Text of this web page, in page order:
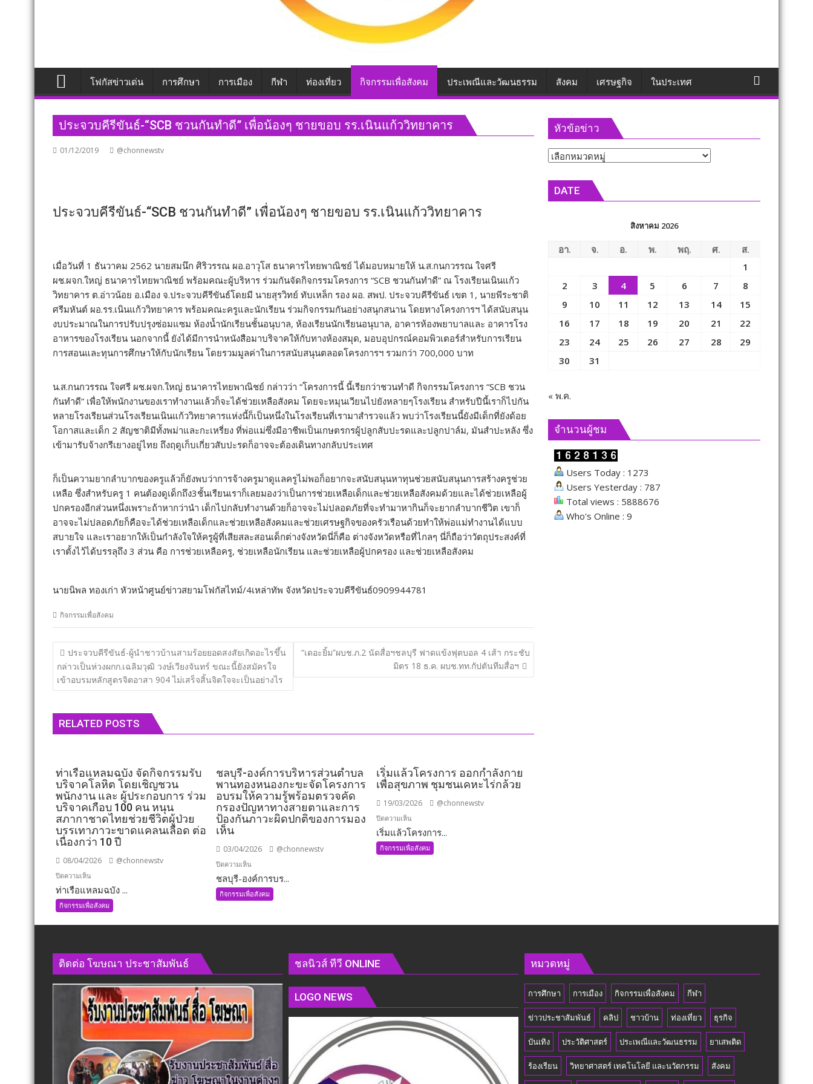
โฟกัสข่าวเด่น การศึกษา การเมือง กีฬา ท่องเที่ยว กิจกรรมเพื่อสังคม ประเพณีและวัฒนธรรม สังคม เศรษฐกิจ ในประเทศ
ประจวบคีรีขันธ์​-“SCB ชวนกันทำดี” เพื่อน้องๆ ชายขอบ รร.เนินแก้ววิทยาคาร
01/12/2019 @chonnewstv
ประจวบคีรีขันธ์​-“SCB ชวนกันทำดี” เพื่อน้องๆ ชายขอบ รร.เนินแก้ววิทยาคาร
เมื่อวันที่ 1 ธันวาคม 2562 นายสมนึก ศิริวรรณ ผอ.อาวุโส ธนาคารไทยพาณิชย์ ได้มอบหมายให้ น.ส.กนกวรรณ ใจศรี
ผช.ผจก.ใหญ่ ธนาคารไทยพาณิชย์ พร้อมคณะผู้บริหาร ร่วมกันจัดกิจกรรมโครงการ “SCB ชวนกันทำดี” ณ โรงเรียนเนินแก้ว
วิทยาคาร ต.อ่าวน้อย อ.เมือง จ.ประจวบคีรีขันธ์โดยมี นายสุรวิทย์ ทับเหล็ก รอง ผอ. สพป. ประจวบคีรีขันธ์ เขต 1, นายพีระชาติ
ศรีมหันต์ ผอ.รร.เนินแก้ววิทยาคาร พร้อมคณะครูและนักเรียน ร่วมกิจกรรมกันอย่างสนุกสนาน โดยทางโครงการฯ ได้สนับสนุน
งบประมาณในการปรับปรุงซ่อมแซม ห้องน้ำนักเรียนชั้นอนุบาล, ห้องเรียนนักเรียนอนุบาล, อาคารห้องพยาบาลและ อาคารโรง
อาหารของโรงเรียน นอกจากนี้ ยังได้มีการนำหนังสือมาบริจาคให้กับทางห้องสมุด, มอบอุปกรณ์คอมพิวเตอร์สำหรับการเรียน
การสอนและทุนการศึกษาให้กับนักเรียน โดยรวมมูลค่าในการสนับสนุนตลอดโครงการฯ รวมกว่า 700,000 บาท
น.ส.กนกวรรณ ใจศรี ผช.ผจก.ใหญ่ ธนาคารไทยพาณิชย์ กล่าวว่า “โครงการนี้ นี้เรียกว่าชวนทำดี กิจกรรมโครงการ “SCB ชวน
กันทำดี” เพื่อให้พนักงานของเราทำงานแล้วก็จะได้ช่วยเหลือสังคม โดยจะหมุนเวียนไปยังหลายๆโรงเรียน สำหรับปีนี้เราก็ไปกัน
หลายโรงเรียนส่วนโรงเรียนเนินแก้ววิทยาคารแห่งนี้ก็เป็นหนึ่งในโรงเรียนที่เรามาสำรวจแล้ว พบว่าโรงเรียนนี้ยังมีเด็กที่ยังด้อย
โอกาสและเด็ก 2 สัญชาติมีทั้งพม่าและกะเหรี่ยง ที่พ่อแม่ซึ่งมีอาชีพเป็นเกษตรกรผู้ปลูกสับปะรดและปลูกปาล์ม, มันสำปะหลัง ซึ่ง
เข้ามารับจ้างกรีเยางอยู่ไทย ถึงฤดูเก็บเกี่ยวสับปะรดก็อาจจะต้องเดินทางกลับประเทศ
ก็เป็นความยากลำบากของครูแล้วก็ยังพบว่าการจ้างครูมาดูแลครูไม่พอก็อยากจะสนับสนุนหาทุนช่วยสนับสนุนการสร้างครูช่วย
เหลือ ซึ่งสำหรับครู 1 คนต้องดูเด็กถึง3ชั้นเรียนเราก็เลยมองว่าเป็นการช่วยเหลือเด็กและช่วยเหลือสังคมด้วยและได้ช่วยเหลือผู้
ปกครองอีกส่วนหนึ่งเพราะถ้าหากว่านำ เด็กไปกลับทำงานด้วยก็อาจจะไม่ปลอดภัยที่จะทำมาหากินก็จะยากลำบากชีวิต เขาก็
อาจจะไม่ปลอดภัยก็คือจะได้ช่วยเหลือเด็กและช่วยเหลือสังคมและช่วยเศรษฐกิจของครัวเรือนด้วยทำให้พ่อแม่ทำงานได้แบบ
สบายใจ และเราอยากให้เป็นกำลังใจให้ครูผู้ที่เสียสละสอนเด็กต่างจังหวัดนี่ก็คือ ต่างจังหวัดหรือที่ไกลๆ นี่ก็ถือว่าวัตถุประสงค์ที่
เราตั้งไว้ได้บรรลุถึง 3 ส่วน คือ การช่วยเหลือครู, ช่วยเหลือนักเรียน และช่วยเหลือผู้ปกครอง และช่วยเหลือสังคม
นายนิพล ทองเก่า หัวหน้าศูนย์ข่าวสยามโฟกัสไทม์/4เหล่าทัพ จังหวัดประจวบคีรีขันธ์0909944781
กิจกรรมเพื่อสังคม
แนะแนว
เรื่อง
ประจวบคีรีขันธ์​-ผู้นำชาวบ้านสามร้อยยอดสงสัยเกิดอะไรขึ้น
กล่าวเป็นห่วงผกก.เฉลิมวุฒิ วงษ์เวียงจันทร์ ขณะนี้ยังสมัครใจ
เข้าอบรมหลักสูตรจิตอาสา 904 ไม่เสร็จสิ้นจิตใจจะเป็นอย่างไร
“เดอะยิ้ม”ผบช.ภ.2 นัดสื่อฯชลบุรี ฟาดแข้งฟุตบอล 4 เส้า กระชับ
มิตร 18 ธ.ค. ผบช.ทท.กัปตันทีมสื่อฯ
RELATED POSTS
ท่าเรือแหลมฉบัง จัดกิจกรรมรับ
บริจาคโลหิต โดยเชิญชวน
พนักงาน และ ผู้ประกอบการ ร่วม
บริจาคเกือบ 100 คน หนุน
สภากาชาดไทยช่วยชีวิตผู้ป่วย
บรรเทาภาวะขาดแคลนเลือด ต่อ
เนื่องกว่า 10 ปี
08/04/2026 @chonnewstv
ปิดความเห็น
ท่าเรือ
แหลม
ฉบัง
รับ
บริจาค
โลหิต
โดย
เชิญ
ชวน
พนักงาน
และ
ผู้
ประกอบ
ท่าเรือแหลมฉบัง ...
กิจกรรมเพื่อสังคม
ชลบุรี-องค์การบริหารส่วนตำบล
พานทองหนองกะขะจัดโครงการ
อบรมให้ความรู้พร้อมตรวจคัด
กรองปัญหาทางสายตาและการ
ป้องกันภาวะผิดปกติของการมอง
เห็น
03/04/2026 @chonnewstv
ปิดความเห็น
ชลบุรี-
องค์การ
บริหาร
กะ
ขะ
จัด
โครงการ
อบรม
ความ
รู้
ชลบุรี-องค์การบร...
กิจกรรมเพื่อสังคม
เริ่มแล้วโครงการ ออกกำลังกาย
เพื่อสุขภาพ ชุมชนเคหะไร่กล้วย
19/03/2026 @chonnewstv
ปิดความเห็น
เริ่ม
แล้ว
โครงการ
สุขภาพ
กล้วย
เริ่มแล้วโครงการ...
กิจกรรมเพื่อสังคม
หัวข้อข่าว
หัวข้อ
DATE
สิงหาคม 2026
อา. จ. อ. พ. พฤ. ศ.
ส.
1
2
3 4 5 6 7
8
9
10 11 12 13 14
15
16
17 18 19 20 21
22
23
24 25 26 27 28
29
30
31
« พ.ค.
จำนวนผู้ชม
Users Today : 1273
Users Yesterday : 787
Total views : 5888676
Who's Online : 9
ติดต่อ​ โฆษณา​ ประชาสัมพันธ์ ชลนิวส์ ทีวี ONLINE
LOGO NEWS
หมวดหมู่
การศึกษา การเมือง กิจกรรมเพื่อสังคม กีฬา
ข่าวประชาสัมพันธ์ คลิป ชาวบ้าน ท่องเที่ยว ธุรกิจ
บันเทิง ประวัติศาสตร์ ประเพณีและวัฒนธรรม ยาเสพติด
ร้องเรียน วิทยาศาสตร์ เทคโนโลยี และนวัตกรรม สังคม